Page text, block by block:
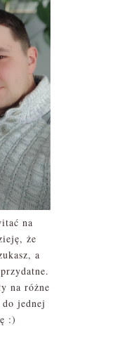
na
że
a
na różne
jednej
:)